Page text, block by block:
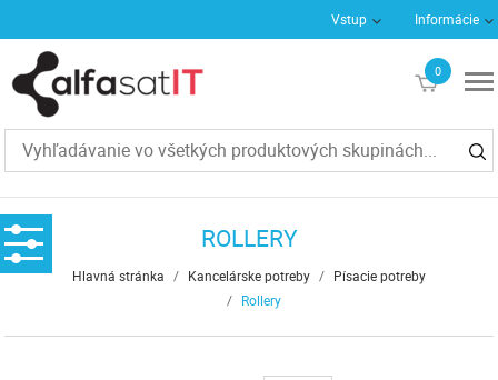
Vstup Informácie
0
€0
ROLLERY
Hlavná stránka / Kancelárske potreby / Písacie potreby
/ Rollery